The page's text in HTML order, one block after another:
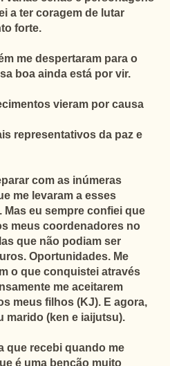
a ter coragem de lutar
forte.
me despertaram para o
boa ainda está por vir.
vieram por causa
representativos da paz e
com as inúmeras
me levaram a esses
eu sempre confiei que
meus coordenadores no
que não podiam ser
Oportunidades. Me
o que conquistei através
me aceitarem
meus filhos (KJ). E agora,
marido (ken e iaijutsu).
que recebi quando me
é uma benção muito